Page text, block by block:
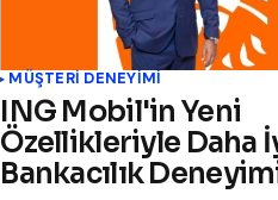
MÜŞTERI DENEYIMI
ING Mobil'in Yeni
Özellikleriyle Daha
Bankacılık